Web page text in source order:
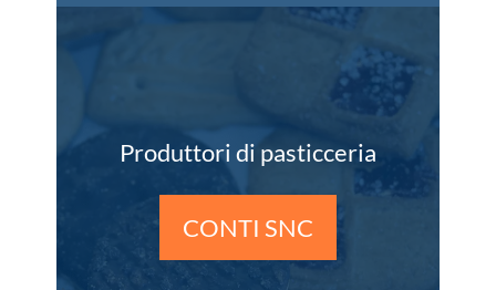
Produttori di pasticceria
CONTI SNC